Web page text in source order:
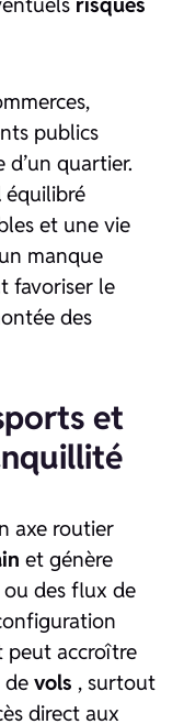
publics
quartier.
équilibré
et une vie
manque
favoriser le
des
et
axe routier
et génère
ou des flux de
peut accroître
de vols , surtout
direct aux